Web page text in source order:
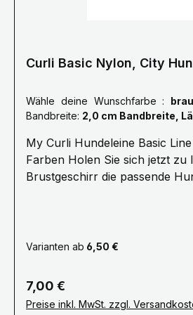
Curli Basic Nylon, City
Wähle deine Wunschfarbe :
Bandbreite: 2,0 cm Bandbreite,
My Curli Hundeleine Basic
Farben Holen Sie sich jetzt zu Ihrem Curli
Brustgeschirr die passende
farblich auf die
Hundeleinen sind verfügbar
140cm und einer Breite von
Wichtig: 1,5 cm breite Leine für
Varianten ab 6,50 €
Regulärer Preis:
7,00 €
Preise inkl. MwSt. zzgl.